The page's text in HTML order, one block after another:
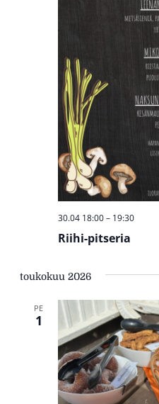
Riihi-pitseria
30.04 18:00– 19:30
toukokuu 2026
PE
1